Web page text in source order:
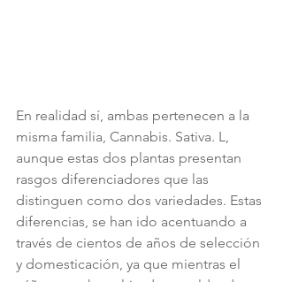
En realidad sí, ambas pertenecen a la
misma familia, Cannabis. Sativa. L,
aunque estas dos plantas presentan
rasgos diferenciadores que las
distinguen como dos variedades. Estas
diferencias, se han ido acentuando a
través de cientos de años de selección
y domesticación, ya que mientras el